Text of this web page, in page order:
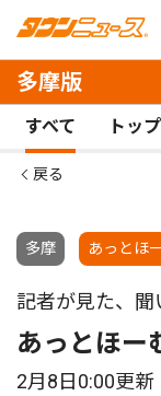
多摩版
すべて トッ
戻る
多摩 あっとほ
記者が見た、聞
あっとほー
2月8日0:00更新